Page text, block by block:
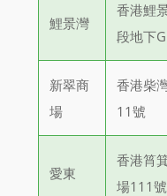
鯉景灣
香港鯉
段地下
新翠商
場
香港柴
11號
愛東
香港筲
場111